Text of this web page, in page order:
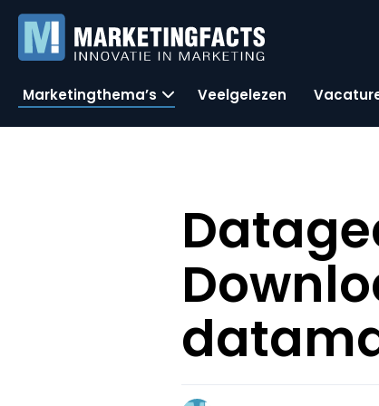
Marketingthema’s Veelgelezen